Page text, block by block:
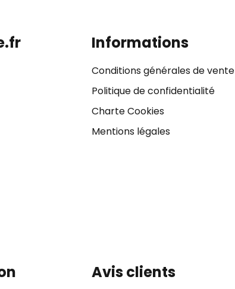
Informations
Conditions générales de vente
Politique de confidentialité
Charte Cookies
Mentions légales
Avis clients